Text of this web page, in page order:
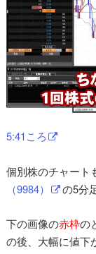
5:41ころ
個別株のチャート
（9984）
の5分
下の画像の赤枠の
の後、大幅に値下